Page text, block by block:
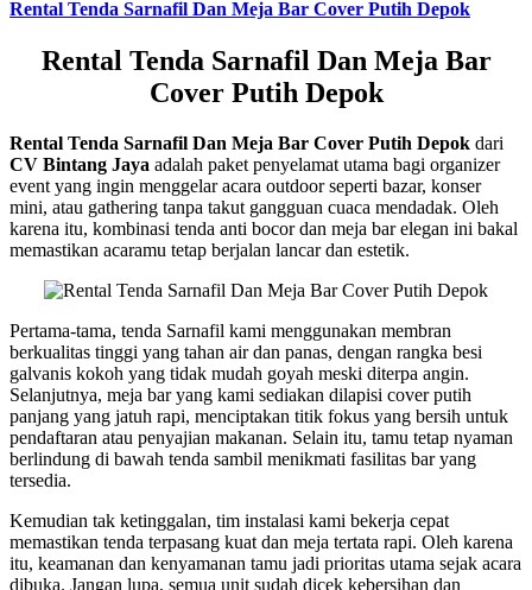
Rental Tenda Sarnafil Dan Meja Bar Cover Putih Depok
Rental Tenda Sarnafil Dan Meja Bar
Cover Putih Depok
Rental Tenda Sarnafil Dan Meja Bar Cover Putih Depok dari
CV Bintang Jaya adalah paket penyelamat utama bagi organizer
event yang ingin menggelar acara outdoor seperti bazar, konser
mini, atau gathering tanpa takut gangguan cuaca mendadak. Oleh
karena itu, kombinasi tenda anti bocor dan meja bar elegan ini bakal
memastikan acaramu tetap berjalan lancar dan estetik.
Pertama-tama, tenda Sarnafil kami menggunakan membran
berkualitas tinggi yang tahan air dan panas, dengan rangka besi
galvanis kokoh yang tidak mudah goyah meski diterpa angin.
Selanjutnya, meja bar yang kami sediakan dilapisi cover putih
panjang yang jatuh rapi, menciptakan titik fokus yang bersih untuk
pendaftaran atau penyajian makanan. Selain itu, tamu tetap nyaman
berlindung di bawah tenda sambil menikmati fasilitas bar yang
tersedia.
Kemudian tak ketinggalan, tim instalasi kami bekerja cepat
memastikan tenda terpasang kuat dan meja tertata rapi. Oleh karena
itu, keamanan dan kenyamanan tamu jadi prioritas utama sejak acara
dibuka. Jangan lupa, semua unit sudah dicek kebersihan dan